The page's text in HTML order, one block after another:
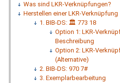
Was sind LKR-Verknüpfungen?
Herstellen einer LKR-Verknüpfung
1. BIB-DS: 🏛 773 18
Option 1: LKR-
Beschreibung
Option 2: LKR-
(Alternative)
2. BIB-DS: 970 7#
3. Exemplarbearbeitung